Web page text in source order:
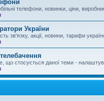
телефони, новинки, ціни,
України
зв'язку, акції, новини, тарифи
що стосується даної теми -